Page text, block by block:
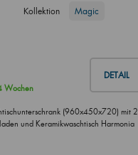
Kollektion Magic
DETAIL
Wochen
(960x450x720) mit 2
und Keramikwaschtisch Harmonia